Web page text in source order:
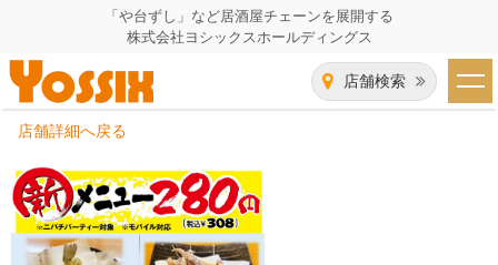
「や台ずし」など居酒屋チェーンを展開する
株式会社ヨシックスホールディングス
店舗検索
HOME
企業情報
企業情報トップ
店舗詳細へ戻る